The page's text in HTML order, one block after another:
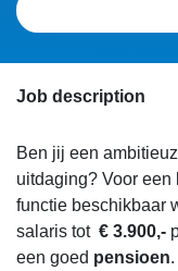
Job description
Ben jij een
uitdaging? Voor
functie beschikbaar
salaris tot € 3.900,-
een goed pensioen